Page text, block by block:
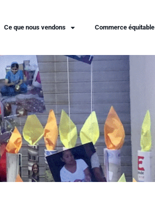
Ce que nous vendons Commerce équitable